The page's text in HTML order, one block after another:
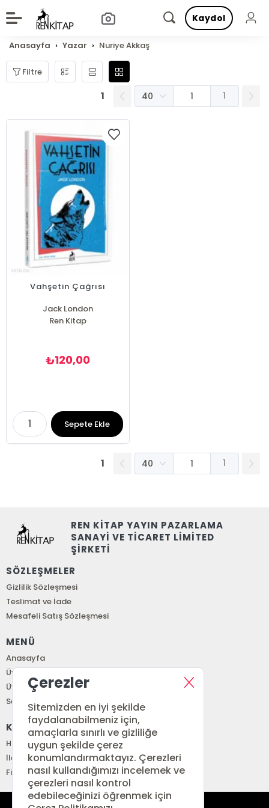
Kaydol
Anasayfa Yazar Nuriye Akkaş
Filtre
1 1
Vahşetin Çağrısı
Jack London
Ren Kitap
₺120,00
Sepete Ekle
1 1
REN KİTAP YAYIN PAZARLAMA
SANAYİ VE TİCARET LİMİTED
ŞİRKETİ
SÖZLEŞMELER
Gizlilik Sözleşmesi
Teslimat ve İade
Mesafeli Satış Sözleşmesi
MENÜ
Anasayfa
Üye Girişi
Üye Ol
Sepetim
KURUMSAL
Hakkımızda
İletişim
Fiyat Listesi
Çerezler
Sitemizden en iyi şekilde
faydalanabilmeniz için,
amaçlarla sınırlı ve gizliliğe
uygun şekilde çerez
konumlandırmaktayız. Çerezleri
nasıl kullandığımızı incelemek ve
çerezleri nasıl kontrol
edebileceğinizi öğrenmek için